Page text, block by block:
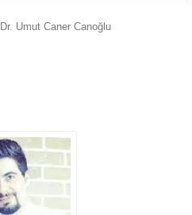
Dr. Umut Caner Canoğlu